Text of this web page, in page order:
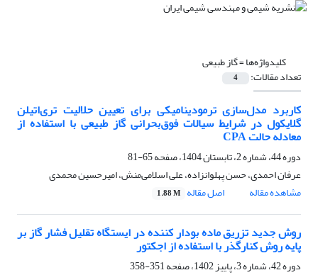
کلیدواژه‌ها =گاز طبیعی
تعداد مقالات: 4
کاربرد مدل‌سازی ترمودینامیکی برای تعیین حلالیت تری‌اتیلن
گلایکول در شرایط سیالات فوق‌بحرانی گاز طبیعی با استفاده از
معادله حالت CPA
دوره 44، شماره 2، تابستان 1404، صفحه
65-81
عرفان احمدی، حسن پهلوانزاده، علی اسلامی‌منش، امیرحسین محمدی
مشاهده مقاله
اصل مقاله 1.88 M
روش جدید تزریق ماده بودار کننده در ایستگاه تقلیل فشار گاز بر
پایه روش کنارگذر با استفاده از اجکتور
دوره 42، شماره 3، پاییز 1402، صفحه
351-358